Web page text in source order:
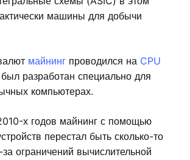
машины для добычи
майнинг проводился на CPU
разработан специально для
компьютерах.
х годов майнинг с помощью
перестал быть сколько-то
ограничений вычислительной